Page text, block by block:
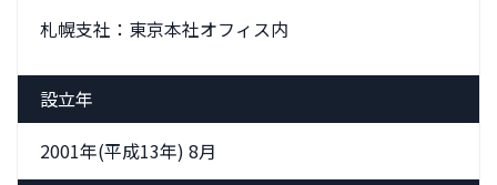
札幌支社：東京本社オフィス内
設立年
2001年(平成13年) 8月